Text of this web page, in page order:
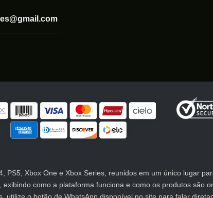
PS5, Xbox One e Xbox Series, reunidos em um único lugar
como a plataforma funciona e como os produtos são